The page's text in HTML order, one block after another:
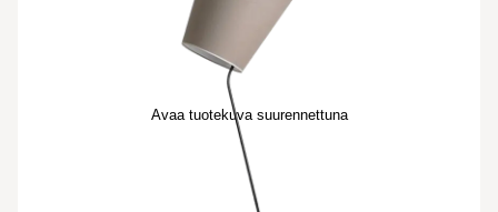
Avaa tuotekuva suurennettuna